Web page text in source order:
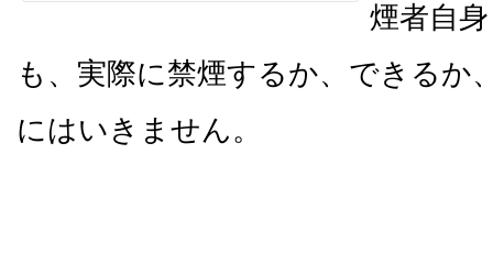
煙者自
も、実際に禁煙するか、できるか
にはいきません。